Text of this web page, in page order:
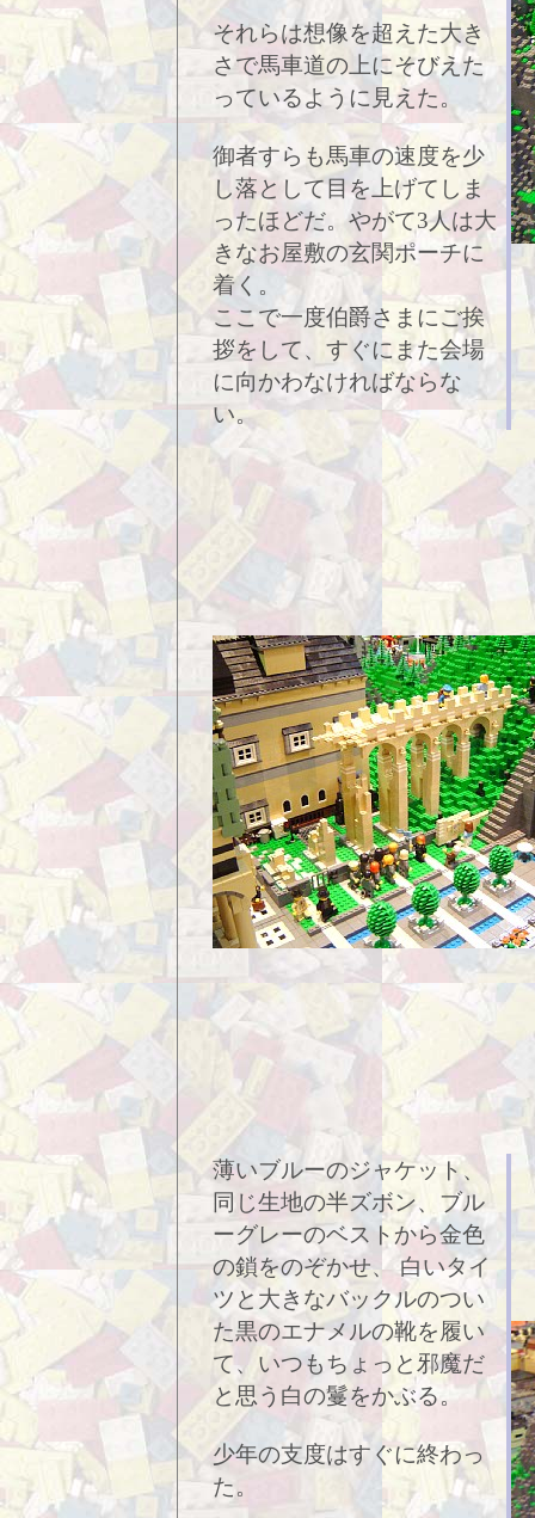
それらは想像を超えた大き
さで馬車道の上にそびえた
っているように見えた。
御者すらも馬車の速度を少
し落として目を上げてしま
ったほどだ。やがて3人は大
きなお屋敷の玄関ポーチに
着く。
ここで一度伯爵さまにご挨
拶をして、すぐにまた会場
に向かわなければならな
い。
薄いブルーのジャケット、
同じ生地の半ズボン、ブル
ーグレーのベストから金色
の鎖をのぞかせ、 白いタイ
ツと大きなバックルのつい
た黒のエナメルの靴を履い
て、いつもちょっと邪魔だ
と思う白の鬘をかぶる。
少年の支度はすぐに終わっ
た。